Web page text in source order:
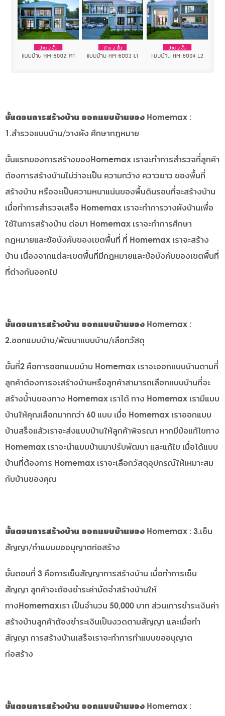
ขั้นตอนการสร้างบ้าน ออกแบบบ้านของ Homemax :
1.สำรวจแบบบ้าน/วางผัง ศึกษากฎหมาย
ขั้นแรกของการสร้างของHomemax เราจะทำการสำรวจที่ลูกค้า
ต้องการสร้างบ้านไม่ว่าจะเป็น ความกว้าง ควาวยาว ของพื้นที่
สร้างบ้าน หรือจะเป็นความหนาแน่นของพื้นดินรอบที่จะสร้างบ้าน
เมื่อทำการสำรวจเสร็จ Homemax เราจะทำการวางผังบ้านเพื่อ
ใช้ในการสร้างบ้าน ต่อมา Homemax เราจะทำการศึกษา
กฎหมายและข้อบังคับของเขตพื้นที่ ที่ Homemax เราจะสร้าง
บ้าน เนื่องจากแต่ละเขตพื้นที่มีกฎหมายและข้อบังคับของเขตพื้นที่
ที่ต่างกันออกไป
ขั้นตอนการสร้างบ้าน ออกแบบบ้านของ Homemax :
2.ออกแบบบ้าน/พัฒนาแบบบ้าน/เลือกวัสดุ
ขั้นที่2 คือการออกแบบบ้าน Homemax เราจะออกแบบบ้านตามที่
ลูกค้าต้องการจะสร้างบ้านหรือลูกค้าสามารถเลือกแบบบ้านที่จะ
สร้างบ้้านของทาง Homemax เราได้ ทาง Homemax เรามีแบบ
บ้านให้คุณเลือกมากกว่า 60 แบบ เมื่อ Homemax เราออกแบบ
บ้านสร็จแล้วเราจะส่งแบบบ้านให้ลูกค้าพิจรณา หากมีข้อแก้ไขทาง
Homemax เราจะนำแบบบ้านมาปรับพัฒนา และแก้ไข เมื่อได้แบบ
บ้านที่ต้องการ Homemax เราจะเลือกวัสดุอุปกรณ์ให้เหมาะสม
กับบ้านของคุณ
ขั้นตอนการสร้างบ้าน ออกแบบบ้านของ Homemax : 3.เซ็น
สัญญา/ทำแบบขออนุญาตก่อสร้าง
ขั้นตอนที่ 3 คือการเซ็นสัญญาการสร้างบ้าน เมื่อทำการเซ็น
สัญญา ลูกค้าจะต้องชำระค่ามัดจำสร้างบ้านให้
ทางHomemaxเรา เป็นจำนวน 50,000 บาท ส่วนเการชำระเงินค่า
สร้างบ้านลูกค้าต้องชำระเงินเป็นงวดตามสัญญา และเมื่อทำ
สัญญา การสร้างบ้านเสร็จเราจะทำการทำแบบขออนุญาต
ก่อสร้าง
ขั้นตอนการสร้างบ้าน ออกแบบบ้านของ Homemax :